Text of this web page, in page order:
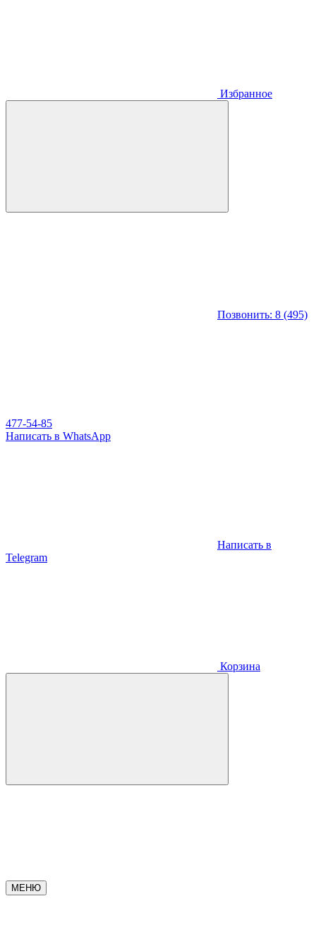
Избранное
Позвонить: 8 (495)
477-54-85
Написать в WhatsApp
Написать в
Telegram
Корзина
МЕНЮ